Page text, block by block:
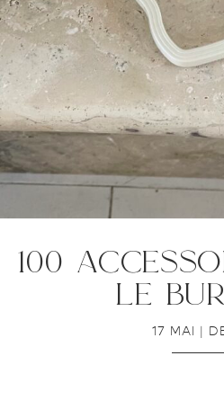
100
le
17 MAI |